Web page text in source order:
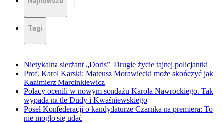
Tagi
Nietykalna sierżant „Doris”. Drugie życie tajnej policjantki
Prof. Karol Karski: Mateusz Morawiecki może skończyć jak
Kazimierz Marcinkiewicz
Polacy ocenili w nowym sondażu Karola Nawrockiego. Tak
wypada na tle Dudy i Kwaśniewskiego
Poseł Konfederacji o kandydaturze Czarnka na premiera: To
nie mogło się udać